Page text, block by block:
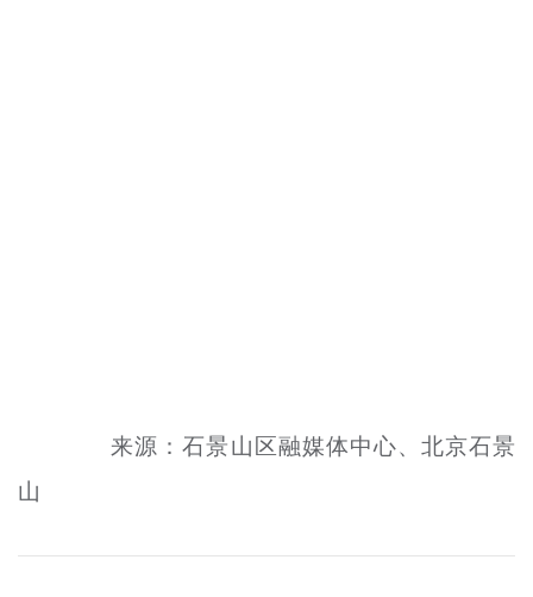
来源：石景山区融媒体中心、北京石景
山